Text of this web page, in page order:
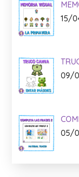
15/
09/
05/